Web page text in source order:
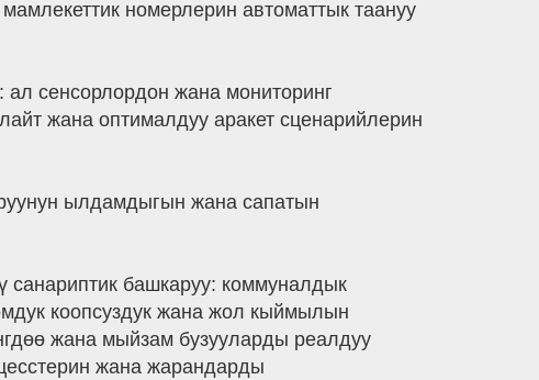
номерлерин автоматтык таануу
сенсорлордон жана мониторинг
жана оптималдуу аракет сценарийлерин
ылдамдыгын жана сапатын
санариптик башкаруу: коммуналдык
коопсуздук жана жол кыймылын
жана мыйзам бузууларды реалдуу
жана жарандарды